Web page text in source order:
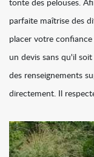
tonte des pelouses.
parfaite maîtrise des
placer votre confiance
un devis sans qu'il
des renseignements
directement. Il